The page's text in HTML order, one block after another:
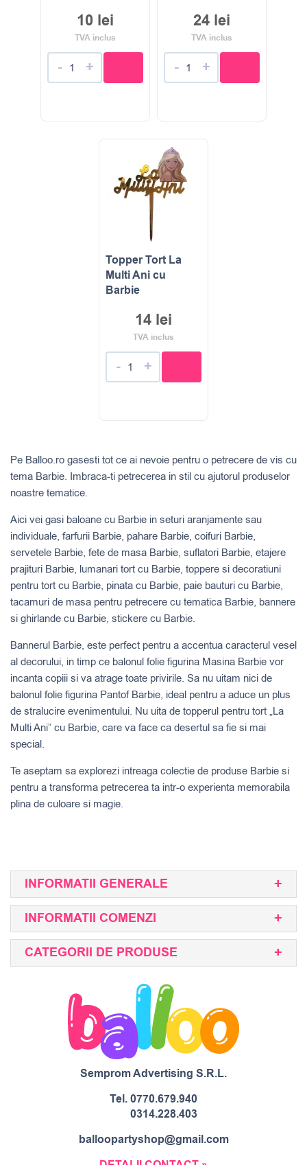
10 lei
TVA inclus
- +
24 lei
TVA inclus
- +
Topper Tort La
Multi Ani cu
Barbie
14 lei
TVA inclus
- +
Pe Balloo.ro gasesti tot ce ai nevoie pentru o petrecere de vis cu
tema Barbie. Imbraca-ti petrecerea in stil cu ajutorul produselor
noastre tematice.
Aici vei gasi baloane cu Barbie in seturi aranjamente sau
individuale, farfurii Barbie, pahare Barbie, coifuri Barbie,
servetele Barbie, fete de masa Barbie, suflatori Barbie, etajere
prajituri Barbie, lumanari tort cu Barbie, toppere si decoratiuni
pentru tort cu Barbie, pinata cu Barbie, paie bauturi cu Barbie,
tacamuri de masa pentru petrecere cu tematica Barbie, bannere
si ghirlande cu Barbie, stickere cu Barbie.
Bannerul Barbie, este perfect pentru a accentua caracterul vesel
al decorului, in timp ce balonul folie figurina Masina Barbie vor
incanta copiii si va atrage toate privirile. Sa nu uitam nici de
balonul folie figurina Pantof Barbie, ideal pentru a aduce un plus
de stralucire evenimentului. Nu uita de topperul pentru tort „La
Multi Ani” cu Barbie, care va face ca desertul sa fie si mai
special.
Te aseptam sa explorezi intreaga colectie de produse Barbie si
pentru a transforma petrecerea ta intr-o experienta memorabila
plina de culoare si magie.
INFORMATII GENERALE
INFORMATII COMENZI
CATEGORII DE PRODUSE
Semprom Advertising S.R.L.
Tel.0770.679.940
0314.228.403
balloopartyshop@gmail.com